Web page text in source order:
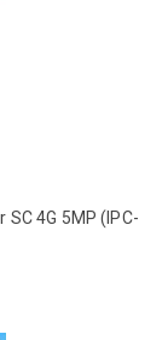
SC 4G 5MP (IPC-